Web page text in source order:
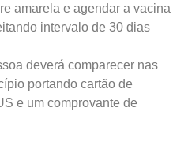
amarela e agendar a vacina
intervalo de 30 dias
deverá comparecer nas
portando cartão de
e um comprovante de